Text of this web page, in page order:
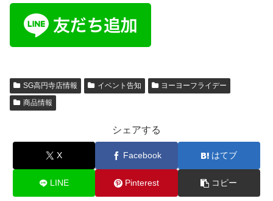
SG高円寺店情報 イベント告知
ヨーヨーフライデー
商品情報
シェアする
X Facebook はてブ
LINE Pinterest コピー